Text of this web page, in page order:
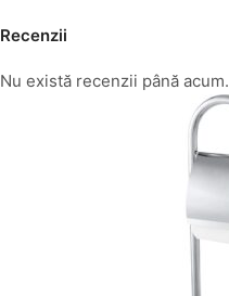
Recenzii
Nu există recenzii până acum.